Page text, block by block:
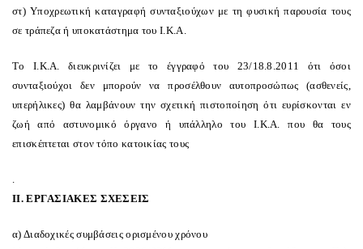
στ) Yποχρεωτική καταγραφή συνταξιούχων με τη φυσική παρουσία τους
σε τράπεζα ή υποκατάστημα του I.K.A.
Tο I.K.A. διευκρινίζει με το έγγραφό του 23/18.8.2011 ότι όσοι
συνταξιούχοι δεν μπορούν να προσέλθουν αυτοπροσώπως (ασθενείς,
υπερήλικες) θα λαμβάνουν την σχετική πιστοποίηση ότι ευρίσκονται εν
ζωή από αστυνομικό όργανο ή υπάλληλο του I.K.A. που θα τους
επισκέπτεται στον τόπο κατοικίας τους
.
II. EPΓAΣIAKEΣ ΣXEΣEIΣ
α) Διαδοχικές συμβάσεις ορισμένου χρόνου